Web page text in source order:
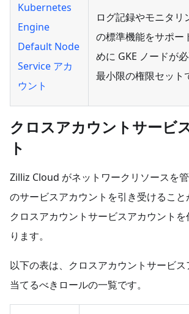
Kubernetes
Engine
Default Node
Service アカ
ウント
ログ記録やモニタリ
の標準機能をサポー
めに GKE ノードが
最小限の権限セット
クロスアカウントサービ
ト
Zilliz Cloud がネットワークリソースを
のサービスアカウントを引き受けること
クロスアカウントサービスアカウント
ります。
以下の表は、クロスアカウントサービス
当てるべきロールの一覧です。